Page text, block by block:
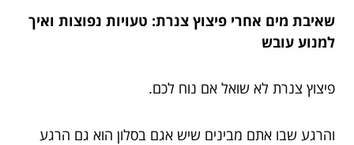
שאיבת מים אחרי פיצוץ צנרת: טעויות נפוצות ואיך
למנוע עובש
פיצוץ צנרת לא שואל אם נוח לכם.
והרגע שבו אתם מבינים שיש אגם בסלון הוא גם הרגע